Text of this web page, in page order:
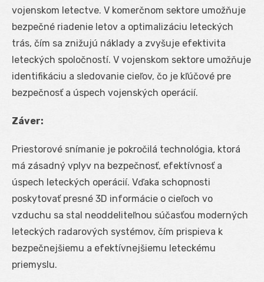
vojenskom letectve. V komerčnom sektore umožňuje
bezpečné riadenie letov a optimalizáciu leteckých
trás, čím sa znižujú náklady a zvyšuje efektivita
leteckých spoločností. V vojenskom sektore umožňuje
identifikáciu a sledovanie cieľov, čo je kľúčové pre
bezpečnosť a úspech vojenských operácií.
Záver:
Priestorové snímanie je pokročilá technológia, ktorá
má zásadný vplyv na bezpečnosť, efektívnosť a
úspech leteckých operácií. Vďaka schopnosti
poskytovať presné 3D informácie o cieľoch vo
vzduchu sa stal neoddeliteľnou súčasťou moderných
leteckých radarových systémov, čím prispieva k
bezpečnejšiemu a efektívnejšiemu leteckému
priemyslu.